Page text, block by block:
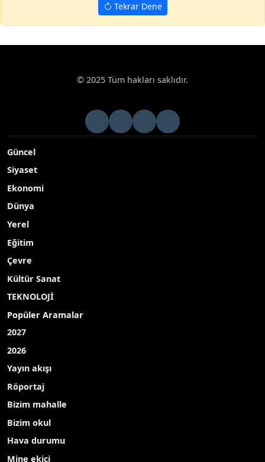
Tekrar Dene
© 2025 Tüm hakları saklıdır.
Güncel
Siyaset
Ekonomi
Dünya
Yerel
Eğitim
Çevre
Kültür Sanat
TEKNOLOJİ
Popüler Aramalar
2027
2026
Yayın akışı
Röportaj
Bizim mahalle
Bizim okul
Hava durumu
Mine ekici